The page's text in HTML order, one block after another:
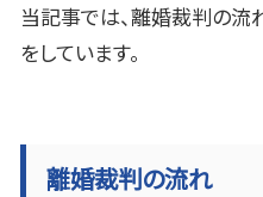
当記事では、離婚裁判の流
をしています。
離婚裁判の流れ